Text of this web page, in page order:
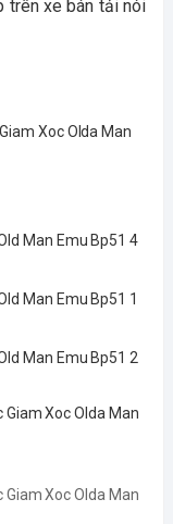
trên xe bán tải nói